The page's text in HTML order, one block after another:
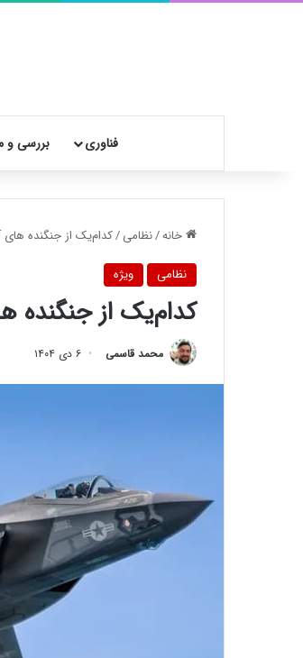
فناوری بررسی و
خانه/نظامی/کدام‌یک از جنگنده های
نظامی ویژه
کدام‌یک از جنگنده
محمد قاسمی ۶ دی ۱۴۰۴